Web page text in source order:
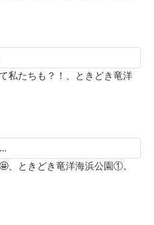
私たちも？！、ときどき竜洋
、ときどき竜洋海浜公園①。